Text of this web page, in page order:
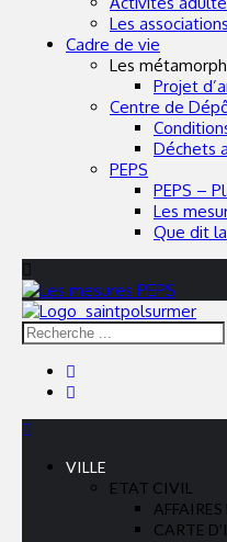
Les
Cadre de vie
Les
Projet
Centre de
Déchets
PEPS
PEPS –
Les
Que dit
Portail officiel – Commune
Rechercher
:
VILLE
ETAT CIVIL
CARTE